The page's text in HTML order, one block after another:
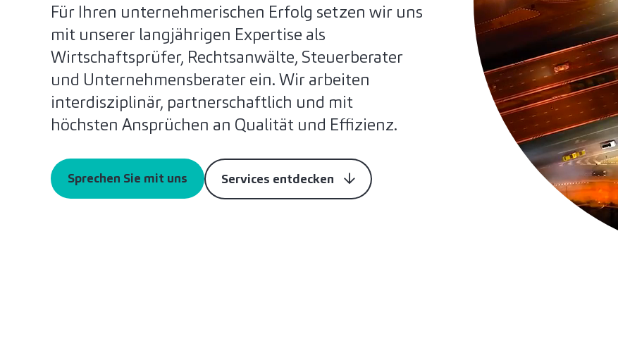
Für Ihren unternehmerischen Erfolg setzen wir uns
mit unserer langjährigen Expertise als
Wirtschaftsprüfer, Rechtsanwälte, Steuerberater
und Unternehmensberater ein. Wir arbeiten
interdisziplinär, partnerschaftlich und mit
höchsten Ansprüchen an Qualität und Effizienz.
Sprechen Sie mit uns Services entdecken